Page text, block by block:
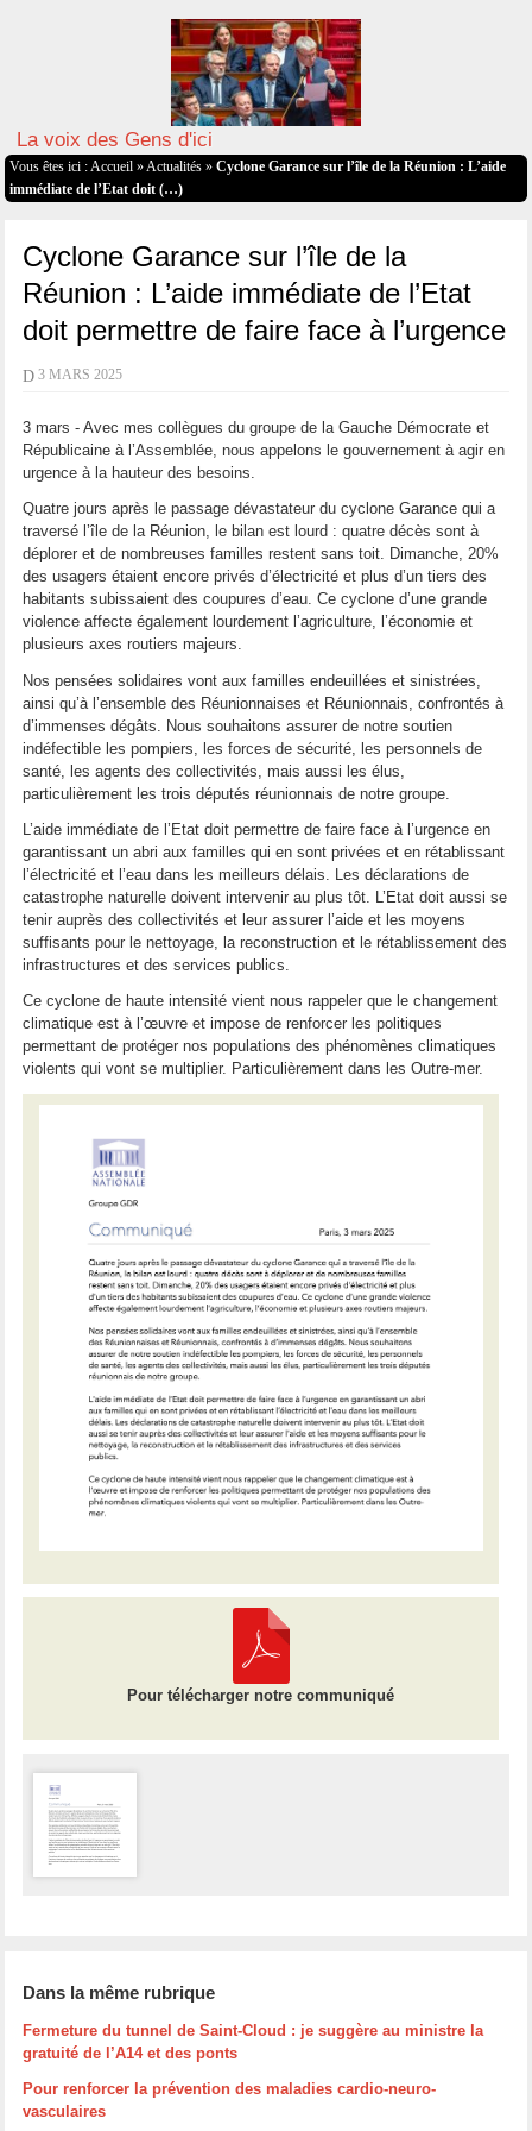
La voix des Gens d'ici
Vous êtes ici : Accueil » Actualités» Cyclone Garance sur l’île de la Réunion : L’aide
immédiate de l’Etat doit (…)
Cyclone Garance sur l’île de la
Réunion : L’aide immédiate de l’Etat
doit permettre de faire face à l’urgence
D 3 MARS 2025
3 mars - Avec mes collègues du groupe de la Gauche Démocrate et
Républicaine à l’Assemblée, nous appelons le gouvernement à agir en
urgence à la hauteur des besoins.
Quatre jours après le passage dévastateur du cyclone Garance qui a
traversé l’île de la Réunion, le bilan est lourd : quatre décès sont à
déplorer et de nombreuses familles restent sans toit. Dimanche, 20%
des usagers étaient encore privés d’électricité et plus d’un tiers des
habitants subissaient des coupures d’eau. Ce cyclone d’une grande
violence affecte également lourdement l’agriculture, l’économie et
plusieurs axes routiers majeurs.
Nos pensées solidaires vont aux familles endeuillées et sinistrées,
ainsi qu’à l’ensemble des Réunionnaises et Réunionnais, confrontés à
d’immenses dégâts. Nous souhaitons assurer de notre soutien
indéfectible les pompiers, les forces de sécurité, les personnels de
santé, les agents des collectivités, mais aussi les élus,
particulièrement les trois députés réunionnais de notre groupe.
L’aide immédiate de l’Etat doit permettre de faire face à l’urgence en
garantissant un abri aux familles qui en sont privées et en rétablissant
l’électricité et l’eau dans les meilleurs délais. Les déclarations de
catastrophe naturelle doivent intervenir au plus tôt. L’Etat doit aussi se
tenir auprès des collectivités et leur assurer l’aide et les moyens
suffisants pour le nettoyage, la reconstruction et le rétablissement des
infrastructures et des services publics.
Ce cyclone de haute intensité vient nous rappeler que le changement
climatique est à l’œuvre et impose de renforcer les politiques
permettant de protéger nos populations des phénomènes climatiques
violents qui vont se multiplier. Particulièrement dans les Outre-mer.
Pour télécharger notre communiqué
Dans la même rubrique
Fermeture du tunnel de Saint-Cloud : je suggère au ministre la
gratuité de l’A14 et des ponts
Pour renforcer la prévention des maladies cardio-neuro-
vasculaires